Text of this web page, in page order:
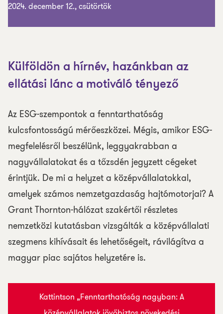
2024. december 12., csütörtök
Külföldön a hírnév, hazánkban az
ellátási lánc a motiváló tényező
Az ESG-szempontok a fenntarthatóság
kulcsfontosságú mérőeszközei. Mégis, amikor ESG-
megfelelésről beszélünk, leggyakrabban a
nagyvállalatokat és a tőzsdén jegyzett cégeket
érintjük. De mi a helyzet a középvállalatokkal,
amelyek számos nemzetgazdaság hajtómotorjai? A
Grant Thornton-hálózat szakértői részletes
nemzetközi kutatásban vizsgálták a középvállalati
szegmens kihívásait és lehetőségeit, rávilágítva a
magyar piac sajátos helyzetére is.
Kattintson „Fenntarthatóság nagyban: A